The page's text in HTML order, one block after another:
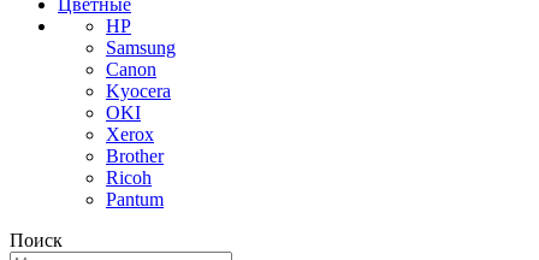
Цветные
HP
Samsung
Canon
Kyocera
OKI
Xerox
Brother
Ricoh
Pantum
Поиск